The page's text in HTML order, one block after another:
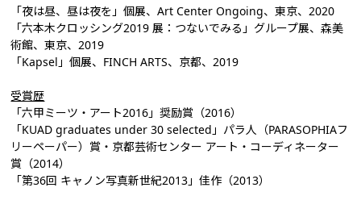
「夜は昼、昼は夜を」個展、Art Center Ongoing、東京、2020
「六本木クロッシング2019 展：つないでみる」グループ展、森美
術館、東京、2019
「Kapsel」個展、FINCH ARTS、京都、2019
受賞歴
「六甲ミーツ・アート2016」奨励賞（2016）
「KUAD graduates under 30 selected」パラ人（PARASOPHIAフ
リーペーパー）賞・京都芸術センター アート・コーディネーター
賞（2014）
「第36回 キャノン写真新世紀2013」佳作（2013）